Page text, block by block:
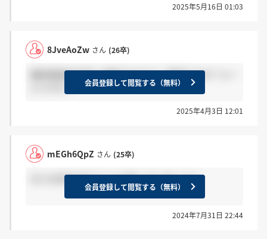
2025年5月16日 01:03
8JveAoZw さん (26卒)
最終面接何日後に連絡きますか？ 電話ですか？メー
会員登録して閲覧する（無料）
2025年4月3日 12:01
mEGh6QpZ さん (25卒)
ゼミの先生がすごいとは言っていましたよ
会員登録して閲覧する（無料）
2024年7月31日 22:44